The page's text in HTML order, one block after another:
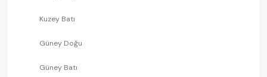
Kuzey Batı
Güney Doğu
Güney Batı